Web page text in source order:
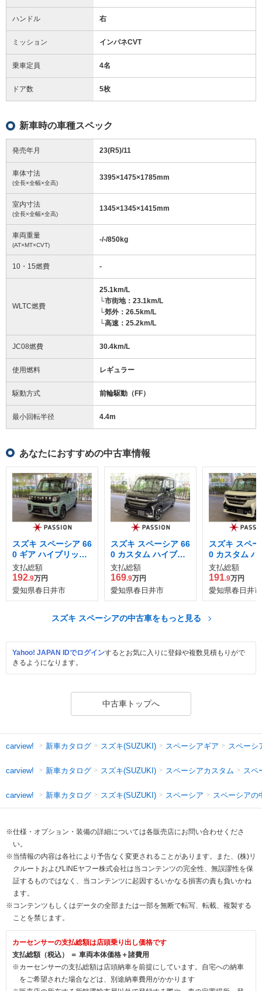
ハンドル 右
ミッション インパネCVT
乗車定員 4名
ドア数 5枚
新車時の車種スペック
発売年月 23(R5)/11
車体寸法
(全長×全幅×全高)
3395×1475×1785mm
室内寸法
(全長×全幅×全高)
1345×1345×1415mm
車両重量
(AT×MT×CVT)
-/-/850kg
10・15燃費 -
WLTC燃費
25.1km/L
└市街地：23.1km/L
└郊外：26.5km/L
└高速：25.2km/L
JC08燃費 30.4km/L
使用燃料 レギュラー
駆動方式 前輪駆動（FF）
最小回転半径 4.4m
あなたにおすすめの中古車情報
スズキ スペーシア 66
0 ギア ハイブリッド
XZ
支払総額
192.9万円
愛知県春日井市
スズキ スペーシア 66
0 カスタム ハイブリ
ッド XS
支払総額
169.9万円
愛知県春日井市
スズキ スペ
0 カスタム ハ
ッド XS
支払総額
191.9万円
愛知県春日井市
スズキ スペーシアの中古車をもっと見る
Yahoo! JAPAN IDでログインするとお気に入りに登録や複数見積もりがで
きるようになります。
中古車トップへ
carview! 新車カタログ スズキ(SUZUKI) スペーシアギア スペーシ
carview! 新車カタログ スズキ(SUZUKI) スペーシアカスタム スペ
carview! 新車カタログ スズキ(SUZUKI) スペーシア スペーシアの
※仕様・オプション・装備の詳細については各販売店にお問い合わせくださ
い。
※当情報の内容は各社により予告なく変更されることがあります。また、(株)リ
クルートおよびLINEヤフー株式会社は当コンテンツの完全性、無誤謬性を保
証するものではなく、当コンテンツに起因するいかなる損害の責も負いかね
ます。
※コンテンツもしくはデータの全部または一部を無断で転写、転載、複製する
ことを禁じます。
カーセンサーの支払総額は店頭乗り出し価格です
支払総額（税込） ＝ 車両本体価格＋諸費用
※カーセンサーの支払総額は店頭納車を前提にしています。自宅への納車
をご希望された場合などは、別途納車費用がかかります